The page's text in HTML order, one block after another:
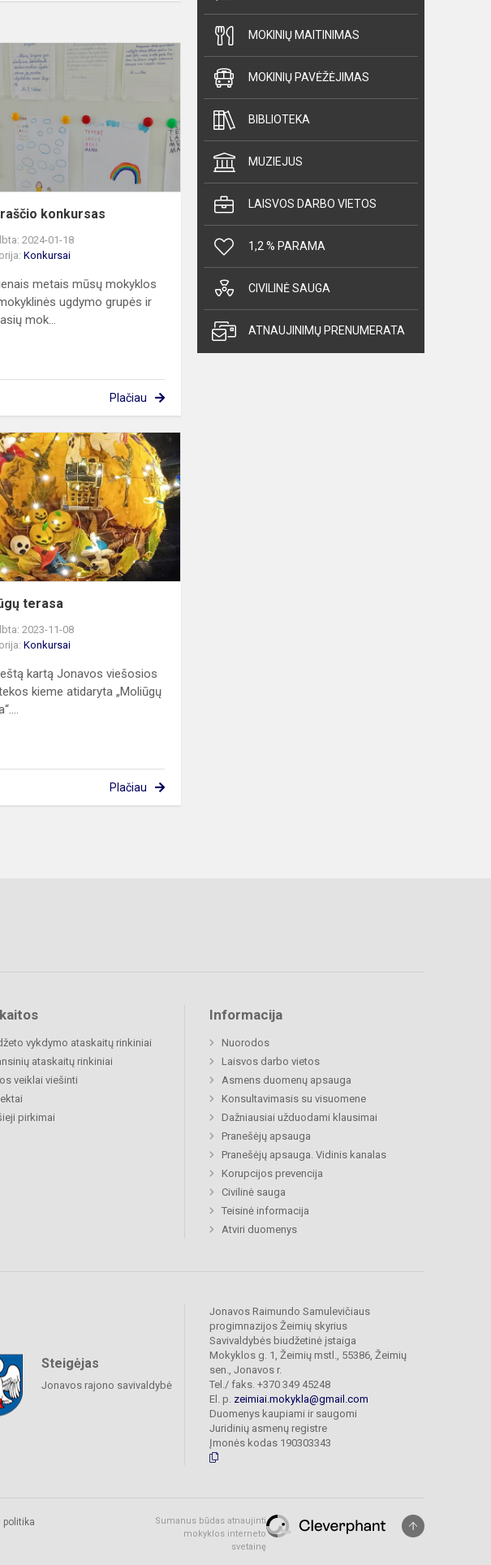
konkursas
konkursas
2024-01-18
Konkursai
metais mūsų mokyklos
ugdymo grupės ir
mok...
Plačiau
terasa
terasa
2023-11-08
Konkursai
kartą Jonavos viešosios
kieme atidaryta „Moliūgų
Plačiau
MOKINIŲ MAITINIMAS
MOKINIŲ PAVĖŽĖJIMAS
BIBLIOTEKA
MUZIEJUS
LAISVOS DARBO VIETOS
1,2 % PARAMA
CIVILINĖ SAUGA
ATNAUJINIMŲ PRENUMERATA
vykdymo ataskaitų rinkiniai
ataskaitų rinkiniai
veiklai viešinti
pirkimai
Informacija
Nuorodos
Laisvos darbo vietos
Asmens duomenų apsauga
Konsultavimasis su visuomene
Dažniausiai užduodami klausimai
Pranešėjų apsauga
Pranešėjų apsauga. Vidinis kanalas
Korupcijos prevencija
Civilinė sauga
Teisinė informacija
Atviri duomenys
Steigėjas
Jonavos rajono savivaldybė
Jonavos Raimundo Samulevičiaus
progimnazijos Žeimių skyrius
Savivaldybės biudžetinė įstaiga
Mokyklos g. 1, Žeimių mstl., 55386, Žeimių
sen., Jonavos r.
Tel./ faks. +370 349 45248
El. p. zeimiai.mokykla@gmail.com
Duomenys kaupiami ir saugomi
Juridinių asmenų registre
Įmonės kodas 190303343
politika
Sumanus būdas atnaujinti
mokyklos interneto
svetainę